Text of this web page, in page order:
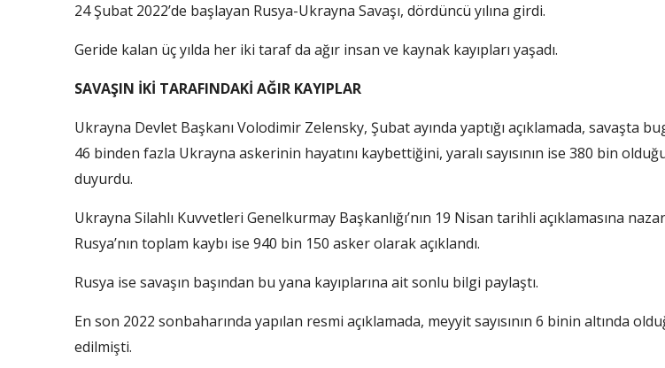
24 Şubat 2022’de başlayan Rusya-Ukrayna Savaşı, dördüncü yılına girdi.
Geride kalan üç yılda her iki taraf da ağır insan ve kaynak kayıpları yaşadı.
SAVAŞIN İKİ TARAFINDAKİ AĞIR KAYIPLAR
Ukrayna Devlet Başkanı Volodimir Zelensky, Şubat ayında yaptığı açıklamada, savaşta
46 binden fazla Ukrayna askerinin hayatını kaybettiğini, yaralı sayısının ise 380 bin
duyurdu.
Ukrayna Silahlı Kuvvetleri Genelkurmay Başkanlığı’nın 19 Nisan tarihli açıklamasına
Rusya’nın toplam kaybı ise 940 bin 150 asker olarak açıklandı.
Rusya ise savaşın başından bu yana kayıplarına ait sonlu bilgi paylaştı.
En son 2022 sonbaharında yapılan resmi açıklamada, meyyit sayısının 6 binin altında
edilmişti.